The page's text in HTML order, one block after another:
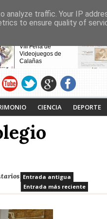
VIII Feria de
Videojuegos de
Calañas
CIENCIA DEPORTE
Entrada antigua
Entrada más reciente
traffic. Your IP
to ensure quality of